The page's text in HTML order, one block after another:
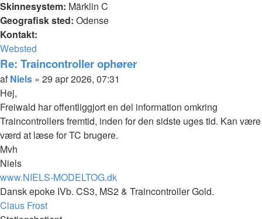
Skinnesystem: Märklin C
Geografisk sted: Odense
Kontakt:
Kontakt
Niels
Websted
Re: Traincontroller ophører
Citer
Indlæg
afNiels » 29 apr 2026, 07:31
Hej,
Freiwald har offentliggjort en del information omkring
Traincontrollers fremtid, inden for den sidste uges tid. Kan være
værd at læse for TC brugere.
Mvh
Niels
www.NIELS-MODELTOG.dk
Dansk epoke IVb. CS3, MS2 & Traincontroller Gold.
Top
Claus Frost